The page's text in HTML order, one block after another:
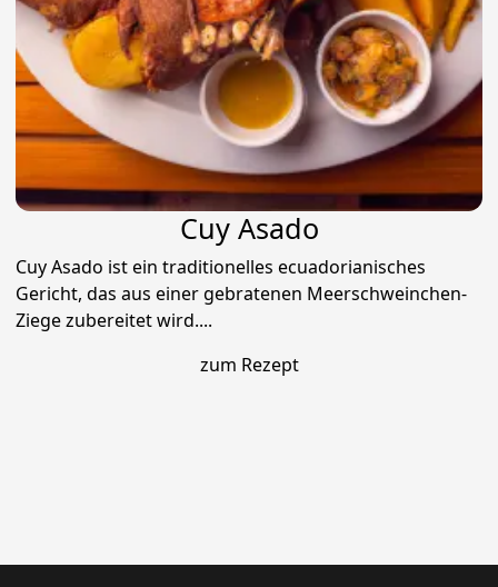
Cuy Asado
Cuy Asado ist ein traditionelles ecuadorianisches
Gericht, das aus einer gebratenen Meerschweinchen-
Ziege zubereitet wird....
zum Rezept